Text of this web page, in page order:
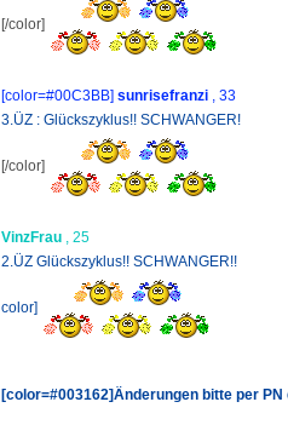
[/color]
[color=#00C3BB] sunrisefranzi , 33
3.ÜZ : Glückszyklus!! SCHWANGER!
[/color]
VinzFrau , 25
2.ÜZ Glückszyklus!! SCHWANGER!!
color]
[color=#003162]Änderungen bitte per